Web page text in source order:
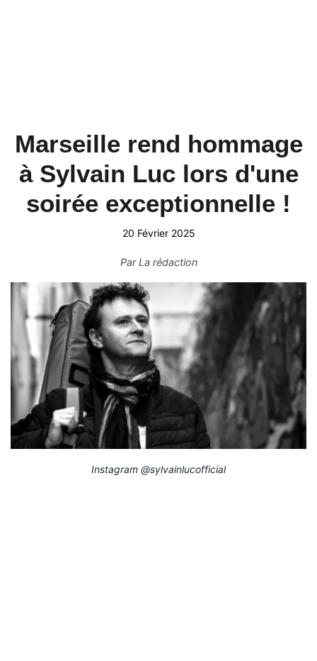
Marseille rend hommage
à Sylvain Luc lors d'une
soirée exceptionnelle !
20 Février 2025
ParLa rédaction
Instagram @sylvainlucofficial